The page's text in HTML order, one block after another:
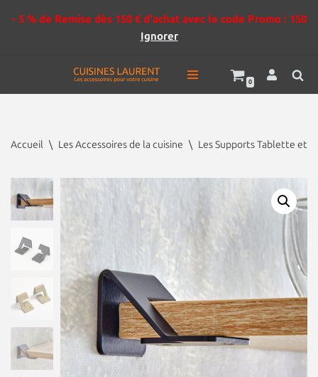
- 5 % de Remise dès 150 € d'achat avec le code Promo : 150
Ignorer
Aller
0
Accueil \ Les Accessoires de la cuisine \ Les Supports Tablette et